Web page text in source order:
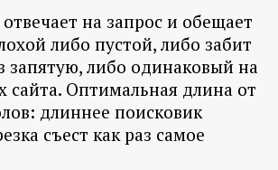
на запрос и обещает
либо пустой, либо забит
запятую, либо одинаковый на
сайта. Оптимальная длина от
длиннее поисковик
съест как раз самое